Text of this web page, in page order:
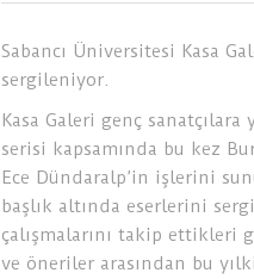
Sabancı Üniversitesi Kasa
sergileniyor.
Kasa Galeri genç sanatçılara
serisi kapsamında bu kez
Ece Dündaralp’in işlerini
başlık altında eserlerini
çalışmalarını takip ettikleri
ve öneriler arasından bu